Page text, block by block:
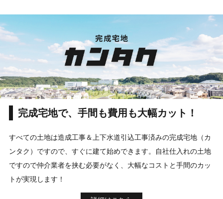
完成宅地で、手間も費用も大幅カット！
すべての土地は造成工事＆上下水道引込工事済みの完成宅地（カ
ンタク）ですので、すぐに建て始めできます。自社仕入れの土地
ですので仲介業者を挟む必要がなく、大幅なコストと手間のカッ
トが実現します！